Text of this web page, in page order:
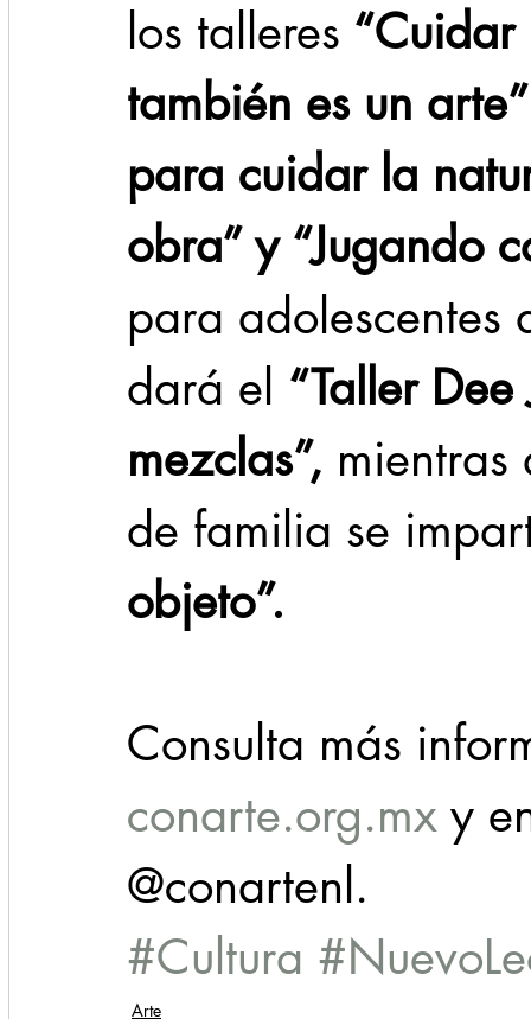
los talleres
también es un
para cuidar la
obra” y “Jugando
para
dará el “Taller
mezclas”,
de familia se
objeto”.
Consulta más
conarte.org.mx y
@conartenl.
#Cultura
Arte